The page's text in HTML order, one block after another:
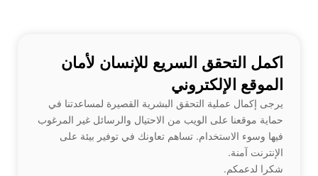
اكمل التحقق السريع للإنسان لأمان
الموقع الإلكتروني
يرجى إكمال عملية التحقق البشرية القصيرة لمساعدتنا في
حماية موقعنا على الويب من الاحتيال والرسائل غير المرغوب
فيها وسوء الاستخدام. تساهم تعاونك في توفير بيئة على
الإنترنت آمنة.
شكرا لدعمكم.